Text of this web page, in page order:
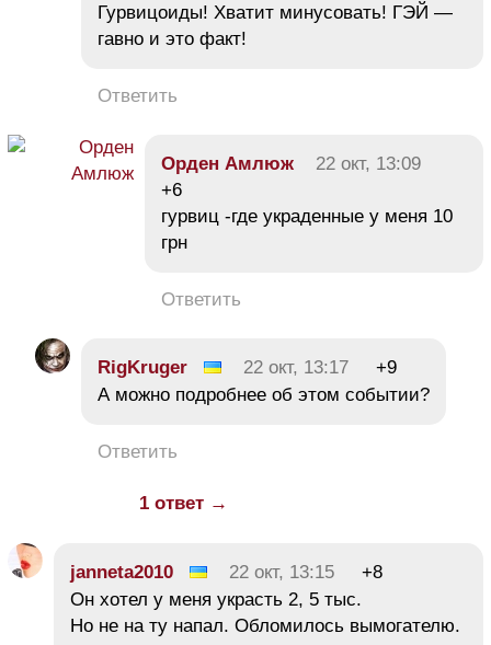
Гурвицоиды! Хватит минусовать! ГЭЙ —
гавно и это факт!
Ответить
Орден Амлюж
22 окт, 13:09
+6
гурвиц -где украденные у меня 10
грн
Ответить
RigKruger 22 окт, 13:17
+9
А можно подробнее об этом событии?
Ответить
1 ответ →
janneta2010 22 окт, 13:15
+8
Он хотел у меня украсть 2, 5 тыс.
Но не на ту напал. Обломилось вымогателю.